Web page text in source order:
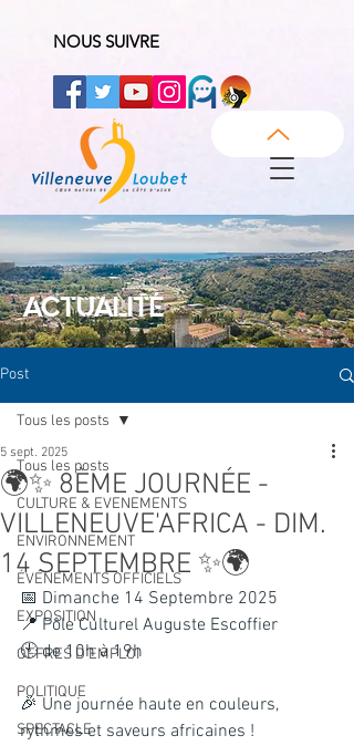
NOUS SUIVRE
ACTUALITÉ
Post
Tous les posts
CULTURE & EVENEMENTS
ENVIRONNEMENT
ÉVÉNEMENTS OFFICIELS
EXPOSITION
OFFRES D'EMPLOI
POLITIQUE
SPECTACLE
Tous les posts
🌍✨ 8ÈME JOURNÉE -
VILLENEUVE'AFRICA - DIM.
14 SEPTEMBRE ✨🌍
5 sept. 2025
📅 Dimanche 14 Septembre 2025
📍 Pôle Culturel Auguste Escoffier
🕙 de 10h à 19h
🎉 Une journée haute en couleurs,
rythmes et saveurs africaines !